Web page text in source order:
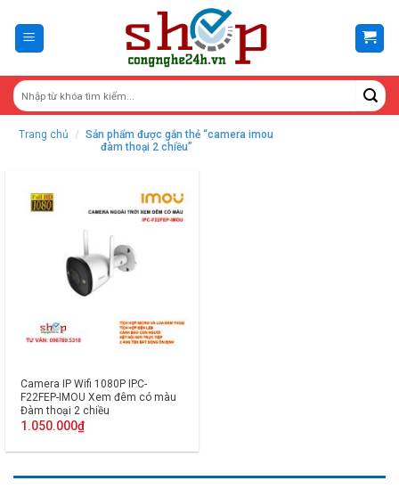
content
Trang chủ / Sản phẩm được gắn thẻ “camera imou
đàm thoại 2 chiều”
Camera IP Wifi 1080P IPC-
F22FEP-IMOU Xem đêm có màu
Đàm thoại 2 chiều
1.050.000₫